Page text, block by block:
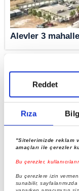
Rıza
"Sitelerimizde reklam
amaçları ile çerezler
Bu çerezler,
Bu çerezlere izin
sunabilir,
Reddet
Alevler 3
Antalya’daki
Müdahaleler